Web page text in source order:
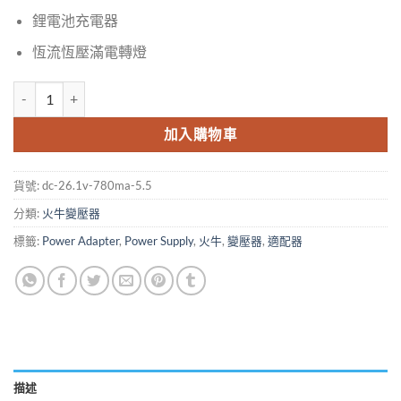
鋰電池充電器
恆流恆壓滿電轉燈
加入購物車
貨號:dc-26.1v-780ma-5.5
分類: 火牛變壓器
標籤: Power Adapter, Power Supply, 火牛, 變壓器, 適配器
描述